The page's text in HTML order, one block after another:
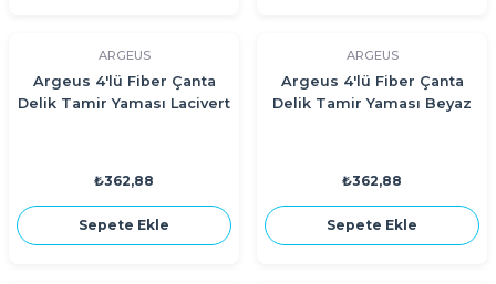
ARGEUS
Argeus 4'lü Fiber Çanta
Delik Tamir Yaması Lacivert
₺362,88
Sepete Ekle
ARGEUS
Argeus 4'lü Fiber Çanta
Delik Tamir Yaması Beyaz
₺362,88
Sepete Ekle